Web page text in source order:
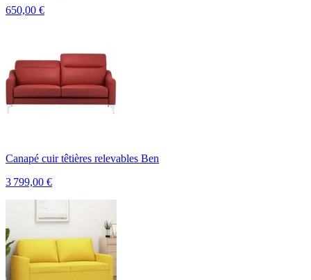
650,00 €
Canapé cuir têtières relevables Ben
3 799,00 €